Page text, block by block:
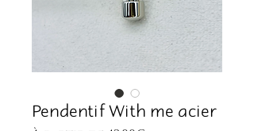
Pendentif With me acier